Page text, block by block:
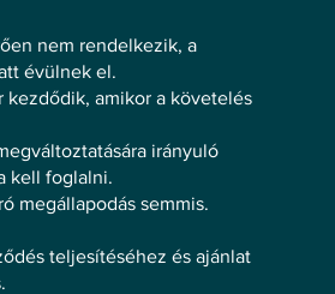
nem rendelkezik, a
évülnek el.
kezdődik, amikor a követelés
irányuló
kell foglalni.
megállapodás semmis.
teljesítéséhez és ajánlat